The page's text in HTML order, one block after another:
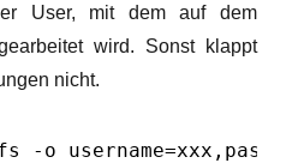
User, mit dem auf dem
wird. Sonst klappt
nicht.
-o